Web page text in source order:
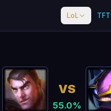
LoL TFT
VS
55.0%